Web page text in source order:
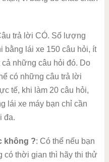
trả lời CÓ. Số lượng
bằng lái xe 150 câu hỏi, ít
những câu hỏi đó. Do
có những câu trả lời
tế, khi làm 20 câu hỏi,
lái xe máy bạn chỉ cần
đa.
không ?: Có thể nếu bạn
có thời gian thì hãy thi thử